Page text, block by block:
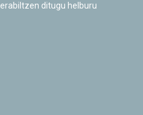
ditugu helburu